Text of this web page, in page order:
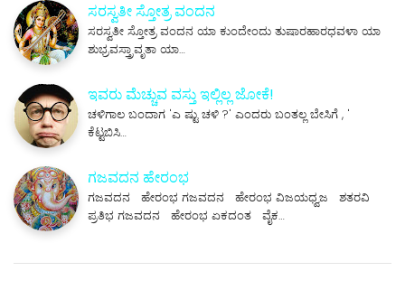
ಸರಸ್ವತೀ ಸ್ತೋತ್ರ ವಂದನ
ಸರಸ್ವತೀ ಸ್ತೋತ್ರ ವಂದನ ಯಾ ಕುಂದೇಂದು ತುಷಾರಹಾರಧವಳಾ ಯಾ
ಶುಭ್ರವಸ್ತ್ರಾವೃತಾ ಯಾ…
ಇವರು ಮೆಚ್ಚುವ ವಸ್ತು ಇಲ್ಲಿಲ್ಲ ಜೋಕೆ!
ಚಳಿಗಾಲ ಬಂದಾಗ 'ಎ ಷ್ಟು ಚಳಿ ?' ಎಂದರು ಬಂತಲ್ಲ ಬೇಸಿಗೆ , '
ಕೆಟ್ಟಬಿಸಿ…
ಗಜವದನ ಹೇರಂಭ
ಗಜವದನ ಹೇರಂಭ ಗಜವದನ ಹೇರಂಭ ವಿಜಯಧ್ವಜ ಶತರವಿ
ಪ್ರತಿಭ ಗಜವದನ ಹೇರಂಭ ಏಕದಂತ ವೈಕ…